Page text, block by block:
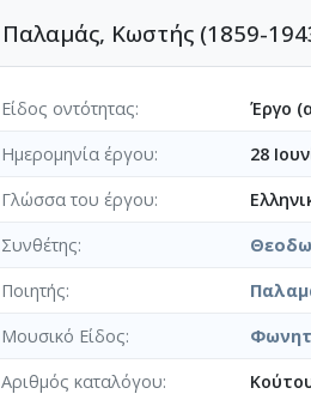
Παλαμάς, Κωστής (1859-
Είδος οντότητας
Έργο
Ημερομηνία έργου
28
Γλώσσα του έργου
Συνθέτης
Ποιητής
Μουσικό Είδος
Αριθμός καταλόγου